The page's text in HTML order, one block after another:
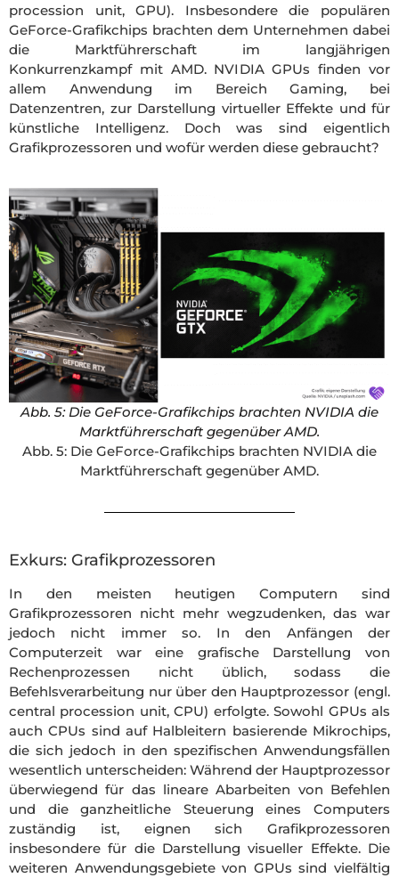
procession unit, GPU). Insbesondere die populären
GeForce-Grafikchips brachten dem Unternehmen dabei
die Marktführerschaft im langjährigen
Konkurrenzkampf mit AMD. NVIDIA GPUs finden vor
allem Anwendung im Bereich Gaming, bei
Datenzentren, zur Darstellung virtueller Effekte und für
künstliche Intelligenz. Doch was sind eigentlich
Grafikprozessoren und wofür werden diese gebraucht?
Abb. 5: Die GeForce-Grafikchips brachten NVIDIA die
Marktführerschaft gegenüber AMD.
Abb. 5: Die GeForce-Grafikchips brachten NVIDIA die
Marktführerschaft gegenüber AMD.
Exkurs: Grafikprozessoren
In den meisten heutigen Computern sind
Grafikprozessoren nicht mehr wegzudenken, das war
jedoch nicht immer so. In den Anfängen der
Computerzeit war eine grafische Darstellung von
Rechenprozessen nicht üblich, sodass die
Befehlsverarbeitung nur über den Hauptprozessor (engl.
central procession unit, CPU) erfolgte. Sowohl GPUs als
auch CPUs sind auf Halbleitern basierende Mikrochips,
die sich jedoch in den spezifischen Anwendungsfällen
wesentlich unterscheiden: Während der Hauptprozessor
überwiegend für das lineare Abarbeiten von Befehlen
und die ganzheitliche Steuerung eines Computers
zuständig ist, eignen sich Grafikprozessoren
insbesondere für die Darstellung visueller Effekte. Die
weiteren Anwendungsgebiete von GPUs sind vielfältig